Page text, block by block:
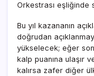
Orkestrası eşliğinde
Bu yıl kazananın
doğrudan
yükselecek; eğer
kalp puanına ulaşır
kalırsa zafer diğer